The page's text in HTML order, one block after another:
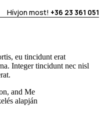
Hívjon most! +36 23 361 051
eu tincidunt erat
Integer tincidunt nec nisl
alapján